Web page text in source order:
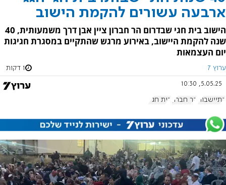
ארבעה עשורים להקמת הישוב
הישוב בית חגי שבדרום הר חברון ציין אבן דרך משמעותית, 40
שנה להקמת היישוב, באירוע מרגש שהתקיים במסגרת חגיגות
יום העצמאות
ערוץ 7 1 דקות
5.05.25, 10:30
התיישבות הר חברון בית חג"י